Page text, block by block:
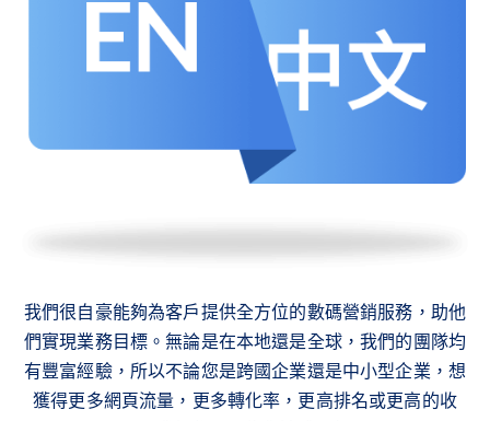
我們很自豪能夠為客戶提供全方位的數碼營銷服務，助他
們實現業務目標。無論是在本地還是全球，我們的團隊均
有豐富經驗，所以不論您是跨國企業還是中小型企業，想
獲得更多網頁流量，更多轉化率，更高排名或更高的收